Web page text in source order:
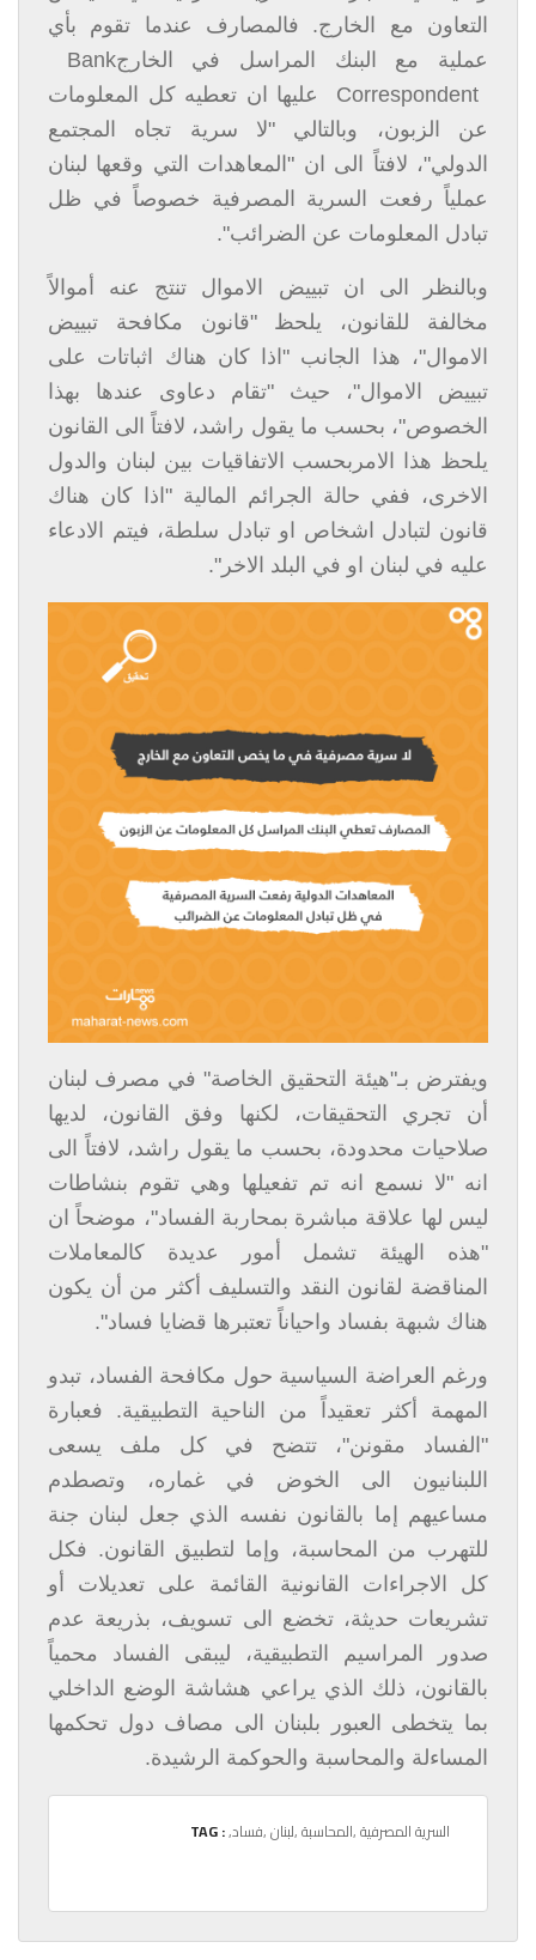
التعاون مع الخارج. فالمصارف عندما تقوم بأي
عملية مع البنك المراسل في الخارجBank
Correspondent عليها ان تعطيه كل المعلومات
عن الزبون، وبالتالي "لا سرية تجاه المجتمع
الدولي"، لافتاً الى ان "المعاهدات التي وقعها لبنان
عملياً رفعت السرية المصرفية خصوصاً في ظل
تبادل المعلومات عن الضرائب".
وبالنظر الى ان تبييض الاموال تنتج عنه أموالاً
مخالفة للقانون، يلحظ "قانون مكافحة تبييض
الاموال"، هذا الجانب "اذا كان هناك اثباتات على
تبييض الاموال"، حيث "تقام دعاوى عندها بهذا
الخصوص"، بحسب ما يقول راشد، لافتاً الى القانون
يلحظ هذا الامربحسب الاتفاقيات بين لبنان والدول
الاخرى، ففي حالة الجرائم المالية "اذا كان هناك
قانون لتبادل اشخاص او تبادل سلطة، فيتم الادعاء
عليه في لبنان او في البلد الاخر".
ويفترض بـ"هيئة التحقيق الخاصة" في مصرف لبنان
أن تجري التحقيقات، لكنها وفق القانون، لديها
صلاحيات محدودة، بحسب ما يقول راشد، لافتاً الى
انه "لا نسمع انه تم تفعيلها وهي تقوم بنشاطات
ليس لها علاقة مباشرة بمحاربة الفساد"، موضحاً ان
"هذه الهيئة تشمل أمور عديدة كالمعاملات
المناقضة لقانون النقد والتسليف أكثر من أن يكون
هناك شبهة بفساد واحياناً تعتبرها قضايا فساد".
ورغم العراضة السياسية حول مكافحة الفساد، تبدو
المهمة أكثر تعقيداً من الناحية التطبيقية. فعبارة
"الفساد مقونن"، تتضح في كل ملف يسعى
اللبنانيون الى الخوض في غماره، وتصطدم
مساعيهم إما بالقانون نفسه الذي جعل لبنان جنة
للتهرب من المحاسبة، وإما لتطبيق القانون. فكل
كل الاجراءات القانونية القائمة على تعديلات أو
تشريعات حديثة، تخضع الى تسويف، بذريعة عدم
صدور المراسيم التطبيقية، ليبقى الفساد محمياً
بالقانون، ذلك الذي يراعي هشاشة الوضع الداخلي
بما يتخطى العبور بلبنان الى مصاف دول تحكمها
المساءلة والمحاسبة والحوكمة الرشيدة.
TAG : ,السرية المصرفية,المحاسبة,لبنان,فساد